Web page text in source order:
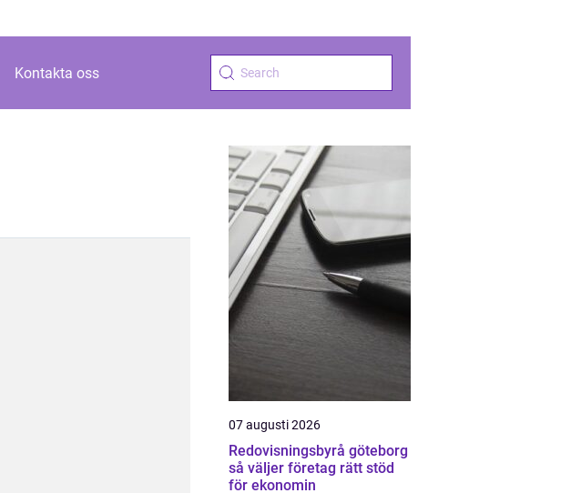
Kontakta oss
07 augusti 2026
Redovisningsbyrå göteborg
så väljer företag rätt stöd
för ekonomin